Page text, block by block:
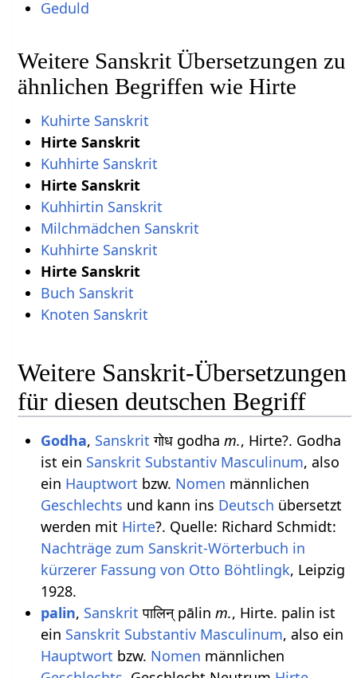
Geduld
Weitere Sanskrit Übersetzungen zu
ähnlichen Begriffen wie Hirte
Kuhirte Sanskrit
Hirte Sanskrit
Kuhhirte Sanskrit
Hirte Sanskrit
Kuhhirtin Sanskrit
Milchmädchen Sanskrit
Kuhhirte Sanskrit
Hirte Sanskrit
Buch Sanskrit
Knoten Sanskrit
Weitere Sanskrit-Übersetzungen
für diesen deutschen Begriff
Godha, Sanskrit गोध godha m., Hirte?. Godha
ist ein Sanskrit Substantiv Masculinum, also
ein Hauptwort bzw. Nomen männlichen
Geschlechts und kann ins Deutsch übersetzt
werden mit Hirte?. Quelle: Richard Schmidt:
Nachträge zum Sanskrit-Wörterbuch in
kürzerer Fassung von Otto Böhtlingk, Leipzig
1928.
palin, Sanskrit पालिन् pālin m., Hirte. palin ist
ein Sanskrit Substantiv Masculinum, also ein
Hauptwort bzw. Nomen männlichen